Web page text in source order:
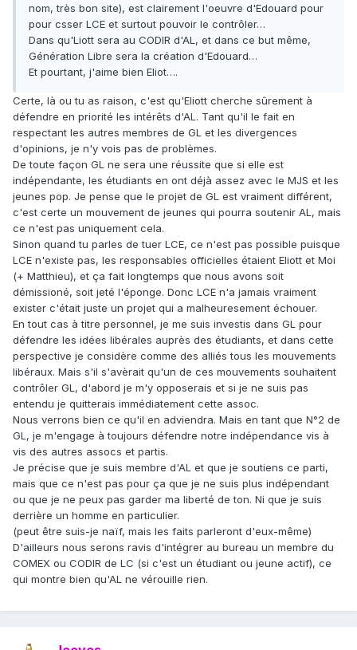
nom, très bon site), est clairement l'oeuvre d'Edouard pour
pour csser LCE et surtout pouvoir le contrôler…
Dans qu'Liott sera au CODIR d'AL, et dans ce but même,
Génération Libre sera la création d'Edouard…
Et pourtant, j'aime bien Eliot….
Certe, là ou tu as raison, c'est qu'Eliott cherche sûrement à
défendre en priorité les intérêts d'AL. Tant qu'il le fait en
respectant les autres membres de GL et les divergences
d'opinions, je n'y vois pas de problèmes.
De toute façon GL ne sera une réussite que si elle est
indépendante, les étudiants en ont déjà assez avec le MJS et les
jeunes pop. Je pense que le projet de GL est vraiment différent,
c'est certe un mouvement de jeunes qui pourra soutenir AL, mais
ce n'est pas uniquement cela.
Sinon quand tu parles de tuer LCE, ce n'est pas possible puisque
LCE n'existe pas, les responsables officielles étaient Eliott et Moi
(+ Matthieu), et ça fait longtemps que nous avons soit
démissioné, soit jeté l'éponge. Donc LCE n'a jamais vraiment
exister c'était juste un projet qui a malheuresement échouer.
En tout cas à titre personnel, je me suis investis dans GL pour
défendre les idées libérales auprès des étudiants, et dans cette
perspective je considère comme des alliés tous les mouvements
libéraux. Mais s'il s'avèrait qu'un de ces mouvements souhaitent
contrôler GL, d'abord je m'y opposerais et si je ne suis pas
entendu je quitterais immédiatement cette assoc.
Nous verrons bien ce qu'il en adviendra. Mais en tant que N°2 de
GL, je m'engage à toujours défendre notre indépendance vis à
vis des autres assocs et partis.
Je précise que je suis membre d'AL et que je soutiens ce parti,
mais que ce n'est pas pour ça que je ne suis plus indépendant
ou que je ne peux pas garder ma liberté de ton. Ni que je suis
derrière un homme en particulier.
(peut être suis-je naïf, mais les faits parleront d'eux-même)
D'ailleurs nous serons ravis d'intégrer au bureau un membre du
COMEX ou CODIR de LC (si c'est un étudiant ou jeune actif), ce
qui montre bien qu'AL ne vérouille rien.